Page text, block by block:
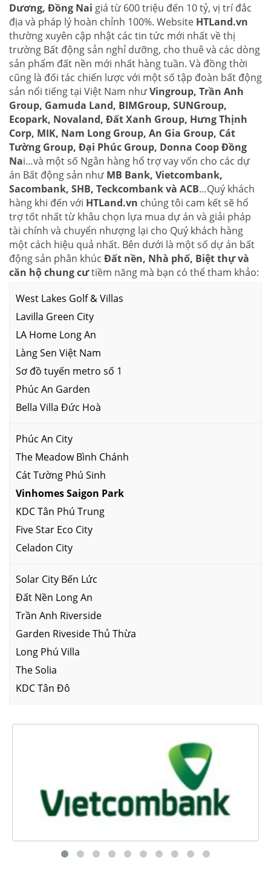
Dương, Đồng Nai giá từ 600 triệu đến 10 tỷ, vị trí đắc
địa và pháp lý hoàn chỉnh 100%. Website HTLand.vn
thường xuyên cập nhật các tin tức mới nhất về thị
trường Bất động sản nghỉ dưỡng, cho thuê và các dòng
sản phẩm đất nền mới nhất hàng tuần. Và đồng thời
cũng là đối tác chiến lược với một số tập đoàn bất động
sản nổi tiếng tại Việt Nam nhưVingroup, Trần Anh
Group, Gamuda Land, BIMGroup, SUNGroup,
Ecopark, Novaland, Đất Xanh Group, Hưng Thịnh
Corp, MIK, Nam Long Group, An Gia Group, Cát
Tường Group, Đại Phúc Group, Donna Coop Đồng
Nai…và một số Ngân hàng hổ trợ vay vốn cho các dự
án Bất động sản như MB Bank, Vietcombank,
Sacombank, SHB, Teckcombank và ACB…Quý khách
hàng khi đến với HTLand.vn chúng tôi cam kết sẽ hổ
trợ tốt nhất từ khâu chọn lựa mua dự án và giải pháp
tài chính và chuyển nhượng lại cho Quý khách hàng
một cách hiệu quả nhất. Bên dưới là một số dự án bất
động sản phân khúc Đất nền, Nhà phố, Biệt thự và
căn hộ chung cưtiềm năng mà bạn có thể tham khảo:
West Lakes Golf & Villas
Lavilla Green City
LA Home Long An
Làng Sen Việt Nam
Sơ đồ tuyến metro số 1
Phúc An Garden
Bella Villa Đức Hoà
Phúc An City
The Meadow Bình Chánh
Cát Tường Phú Sinh
Vinhomes Saigon Park
KDC Tân Phú Trung
Five Star Eco City
Celadon City
Solar City Bến Lức
Đất Nền Long An
Trần Anh Riverside
Garden Riveside Thủ Thừa
Long Phú Villa
The Solia
KDC Tân Đô